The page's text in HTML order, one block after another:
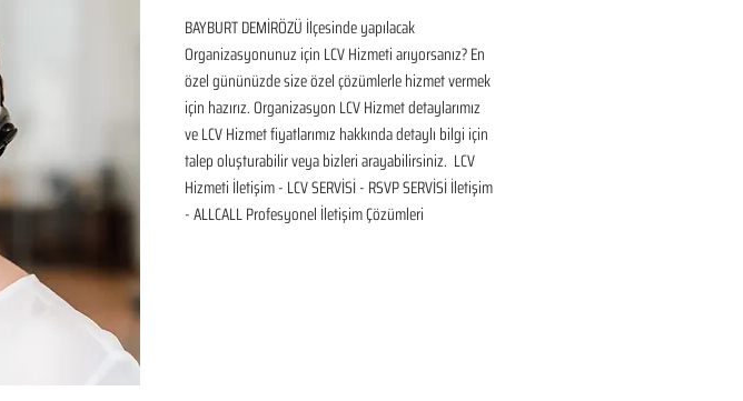
BAYBURT DEMİRÖZÜ İlçesinde yapılacak
Organizasyonunuz için LCV Hizmeti arıyorsanız? En
özel gününüzde size özel çözümlerle hizmet vermek
için hazırız. Organizasyon LCV Hizmet detaylarımız
ve LCV Hizmet fiyatlarımız hakkında detaylı bilgi için
talep oluşturabilir veya bizleri arayabilirsiniz.  LCV
Hizmeti İletişim - LCV SERVİSİ - RSVP SERVİSİ İletişim
- ALLCALL Profesyonel İletişim Çözümleri